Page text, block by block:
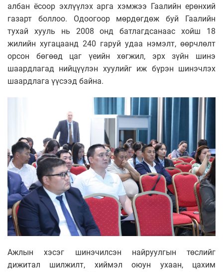
албан ёсоор эхлүүлэх арга хэмжээ Гаалийн ерөнхий
газарт боллоо. Одоогоор мөрдөгдөж буй Гаалийн
тухай хууль нь 2008 онд батлагдсанаас хойш 18
жилийн хугацаанд 240 гаруй удаа нэмэлт, өөрчлөлт
орсон бөгөөд цаг үеийн хөгжил, эрх зүйн шинэ
шаардлагад нийцүүлэн хуулийг иж бүрэн шинэчлэх
шаардлага үүсээд байна.
Ажлын хэсэг шинэчилсэн найруулгын төслийг
дижитал шилжилт, хиймэл оюун ухаан, цахим